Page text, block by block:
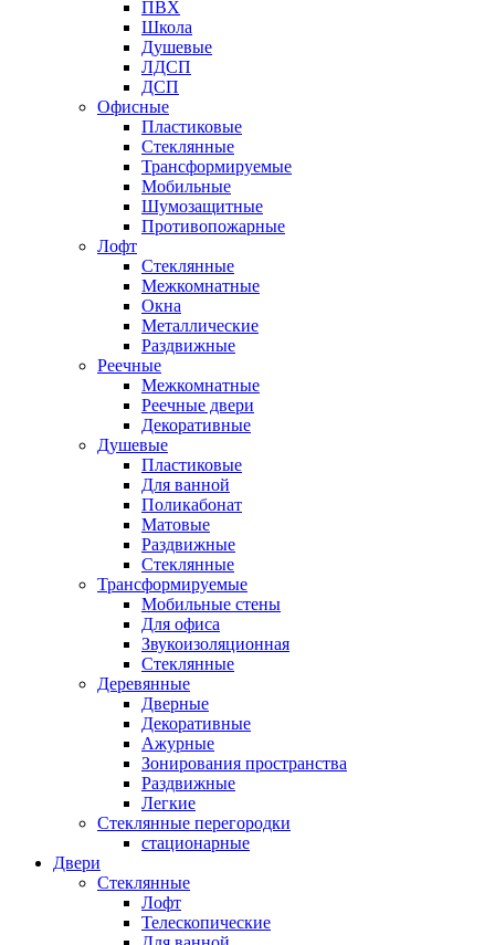
ПВХ
Школа
Душевые
ЛДСП
ДСП
Офисные
Пластиковые
Стеклянные
Трансформируемые
Мобильные
Шумозащитные
Противопожарные
Лофт
Стеклянные
Межкомнатные
Окна
Металлические
Раздвижные
Реечные
Межкомнатные
Реечные двери
Декоративные
Душевые
Пластиковые
Для ванной
Поликабонат
Матовые
Раздвижные
Стеклянные
Трансформируемые
Мобильные стены
Для офиса
Звукоизоляционная
Стеклянные
Деревянные
Дверные
Декоративные
Ажурные
Зонирования пространства
Раздвижные
Легкие
Стеклянные перегородки
стационарные
Двери
Стеклянные
Лофт
Телескопические